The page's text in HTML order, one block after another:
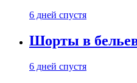
6 дней спустя
Шорты в
6 дней спустя